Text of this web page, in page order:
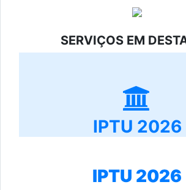
SERVIÇOS EM
IPTU 2026
IPTU 2026